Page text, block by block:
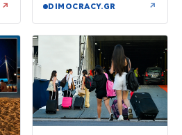
↗ DIMOCRACY.GR ↗